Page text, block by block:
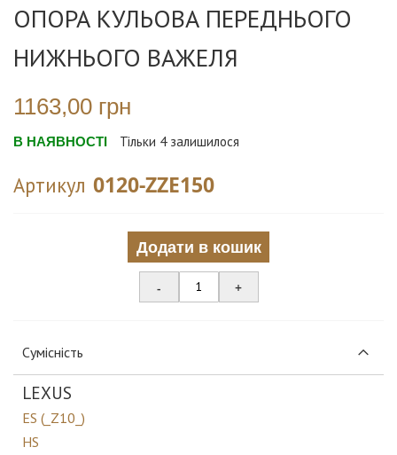
початку
зображень
ОПОРА КУЛЬОВА ПЕРЕДНЬОГО
НИЖНЬОГО ВАЖЕЛЯ
1163,00 грн
В НАЯВНОСТІ Тільки 4залишилося
Артикул 0120-ZZE150
Додати в кошик
- +
Сумісність
LEXUS
ES (_Z10_)
HS